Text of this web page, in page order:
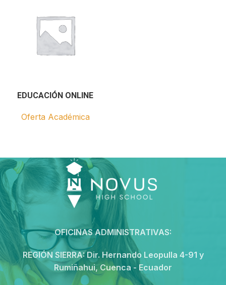
EDUCACIÓN ONLINE
Oferta Académica
OFICINAS ADMINISTRATIVAS:
REGIÓN SIERRA:Dir. Hernando Leopulla 4-91 y
Rumiñahui, Cuenca - Ecuador